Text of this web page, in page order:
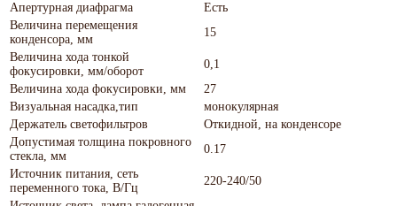
Апертурная диафрагма
Есть
Величина перемещения
конденсора, мм
15
Величина хода тонкой
фокусировки, мм/оборот
0,1
Величина хода фокусировки, мм
27
Визуальная насадка,тип
монокулярная
Держатель светофильтров
Откидной, на конденсоре
Допустимая толщина покровного
стекла, мм
0.17
Источник питания, сеть
переменного тока, В/Гц
220-240/50